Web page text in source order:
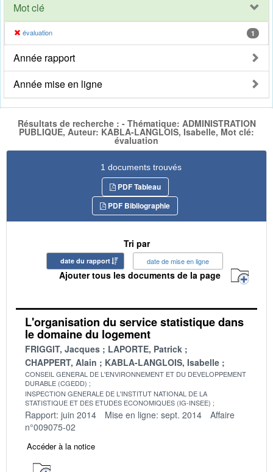
Mot clé
évaluation 1
Année rapport
Année mise en ligne
Résultats de recherche : - Thématique: ADMINISTRATION
PUBLIQUE, Auteur: KABLA-LANGLOIS, Isabelle, Mot clé:
évaluation
1 documents trouvés
PDF Tableau
PDF Bibliographie
Tri par
date du rapport date de mise en ligne
Ajouter tous les documents de la page
L'organisation du service statistique dans
le domaine du logement
FRIGGIT, Jacques
LAPORTE, Patrick
CHAPPERT, Alain
KABLA-LANGLOIS, Isabelle
CONSEIL GENERAL DE L'ENVIRONNEMENT ET DU DEVELOPPEMENT
DURABLE (CGEDD)
INSPECTION GENERALE DE L'INSTITUT NATIONAL DE LA
STATISTIQUE ET DES ETUDES ECONOMIQUES (IG-INSEE)
Rapport: juin 2014 Mise en ligne: sept. 2014
Affaire
n°009075-02
Accéder à la notice